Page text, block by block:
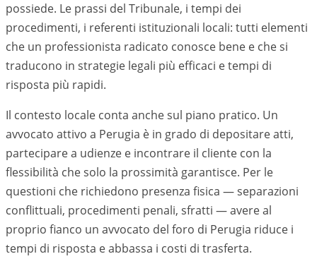
possiede. Le prassi del Tribunale, i tempi dei
procedimenti, i referenti istituzionali locali: tutti elementi
che un professionista radicato conosce bene e che si
traducono in strategie legali più efficaci e tempi di
risposta più rapidi.
Il contesto locale conta anche sul piano pratico. Un
avvocato attivo a Perugia è in grado di depositare atti,
partecipare a udienze e incontrare il cliente con la
flessibilità che solo la prossimità garantisce. Per le
questioni che richiedono presenza fisica — separazioni
conflittuali, procedimenti penali, sfratti — avere al
proprio fianco un avvocato del foro di Perugia riduce i
tempi di risposta e abbassa i costi di trasferta.